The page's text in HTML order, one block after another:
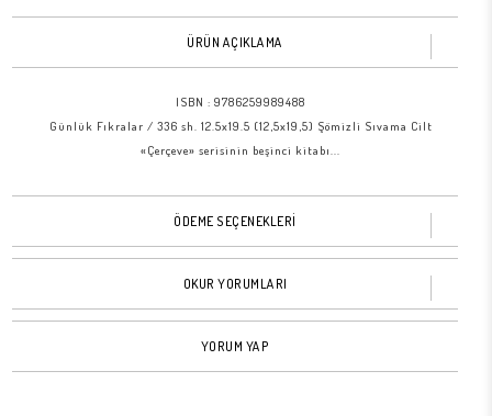
ÜRÜN AÇIKLAMA
ISBN :9786259989488
Günlük Fıkralar / 336 sh. 12.5x19.5 (12,5x19,5) Şömizli Sıvama Cilt
«Çerçeve» serisinin beşinci kitabı...
ÖDEME SEÇENEKLERİ
OKUR YORUMLARI
YORUM YAP